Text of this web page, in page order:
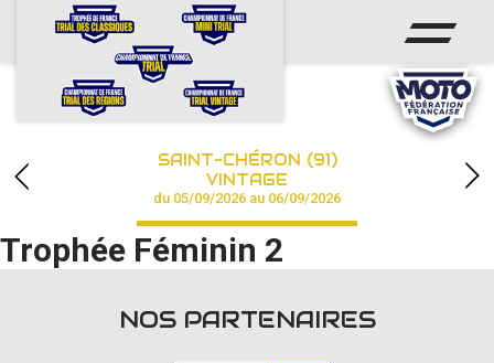
ACCUEIL
CALENDRIER
CHAMPIONNAT
RÉSULTATS
PHOTOS / VIDÉOS
PARTENAIRES
SAINT-CHÉRON (91)
VINTAGE
du 05/09/2026 au 06/09/2026
Trophée Féminin 2
NOS PARTENAIRES